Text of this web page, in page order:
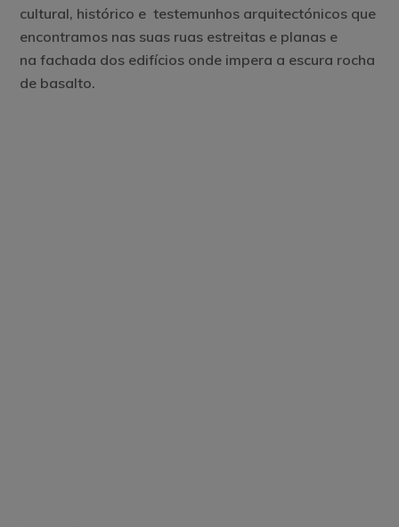
cultural, histórico e testemunhos arquitectónicos que
encontramos nas suas ruas estreitas e planas e
na fachada dos edifícios onde impera a escura rocha
de basalto.